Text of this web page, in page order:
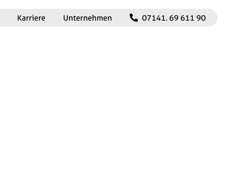
Karriere Unternehmen 07141. 69 611 90